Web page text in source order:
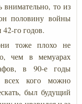
внимательно, то из
половину войны
го годов.
тоже плохо не
чем в мемуарах
в 90-е годы
кого можно
был будущий